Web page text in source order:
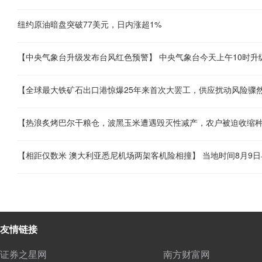
纽约原油暗盘突破77美元，日内涨超1%
友情链接
证券之星网
南方财富网